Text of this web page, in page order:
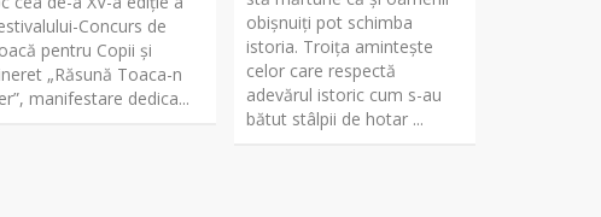
Concurs de
pentru Copii și
„Răsună Toaca-n
manifestare dedica...
obișnuiți pot schimba
istoria. Troița amintește
celor care respectă
adevărul istoric cum s-au
bătut stâlpii de hotar ...